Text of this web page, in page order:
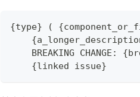
{type} (
BREAKING CHANGE:
    {linked issue}